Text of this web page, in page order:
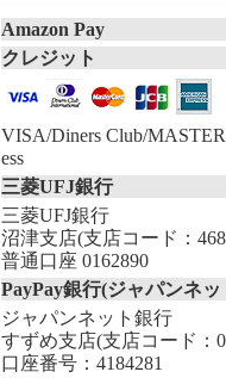
Amazon Pay
クレジット
VISA/Diners Club/
ess
三菱UFJ銀行
三菱UFJ銀行
沼津支店(支店コード：
普通口座 0162890
PayPay銀行(ジャパンネ
ジャパンネット銀行
すずめ支店(支店コード：
口座番号：4184281